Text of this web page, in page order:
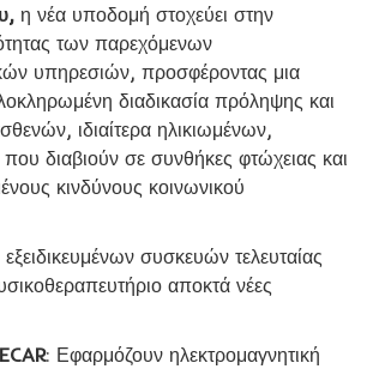
η νέα υποδομή στοχεύει στην
των παρεχόμενων
υπηρεσιών, προσφέροντας μια
διαδικασία πρόληψης και
ιδιαίτερα ηλικιωμένων,
διαβιούν σε συνθήκες φτώχειας και
κινδύνους κοινωνικού
συσκευών τελευταίας
αποκτά νέες
: Εφαρμόζουν ηλεκτρομαγνητική